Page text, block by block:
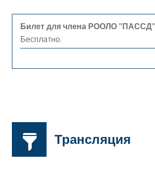
Билет для члена РООЛО "ПАССД"
Бесплатно.
Трансляция